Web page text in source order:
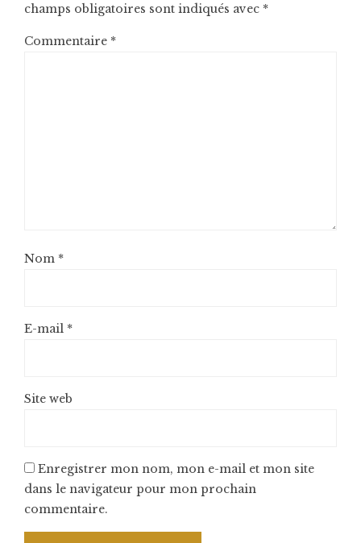
champs obligatoires sont indiqués avec *
Commentaire *
Nom *
E-mail *
Site web
Enregistrer mon nom, mon e-mail et mon site
dans le navigateur pour mon prochain
commentaire.